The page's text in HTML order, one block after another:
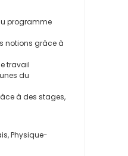
programme
notions grâce à
travail
du
à des stages,
Physique-